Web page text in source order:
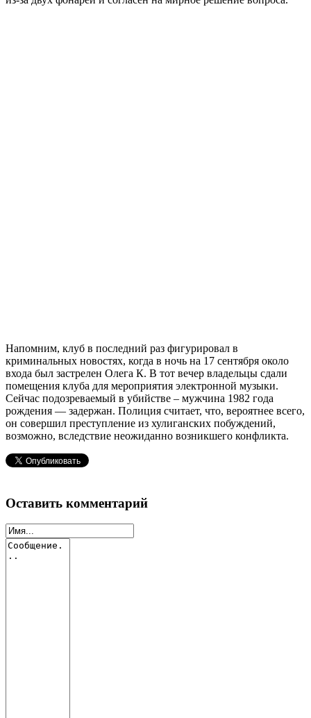
Напомним, клуб в последний раз фигурировал в
криминальных новостях, когда в ночь на 17 сентября около
входа был застрелен Олега К. В тот вечер владельцы сдали
помещения клуба для мероприятия электронной музыки.
Сейчас подозреваемый в убийстве – мужчина 1982 года
рождения — задержан. Полиция считает, что, вероятнее всего,
он совершил преступление из хулиганских побуждений,
возможно, вследствие неожиданно возникшего конфликта.
Оставить комментарий